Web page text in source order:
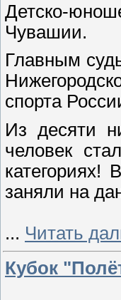
Детско-
Чувашии.
Главным
спорта
Из десяти
человек
категориях!
заняли на
... Читать
Кубок